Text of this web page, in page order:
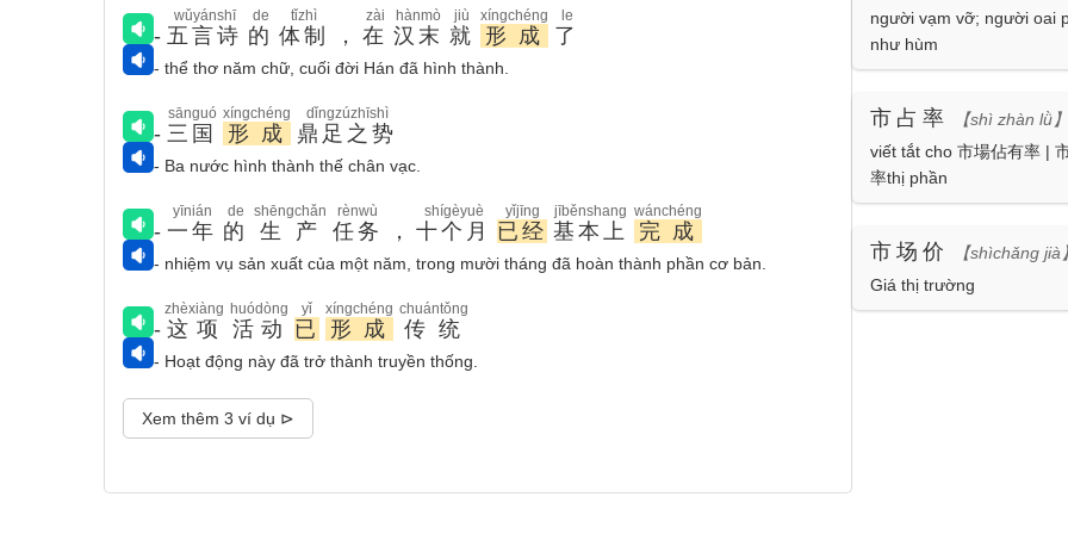
- 五言诗
wǔyánshī
的
de
体制
tǐzhì
， 在
zài
汉末
hànmò
就
jiù
形成
xíngchéng
了
le
- thể thơ năm chữ, cuối đời Hán đã hình thành.
- 三国
sānguó
形成
xíngchéng
鼎足之势
dǐngzúzhīshì
- Ba nước hình thành thế chân vạc.
- 一年
yīnián
的
de
生产
shēngchǎn
任务
rènwù
， 十个月
shígèyuè
已经
yǐjīng
基本上
jīběnshang
完成
wánchéng
- nhiệm vụ sản xuất của một năm, trong mười tháng đã hoàn thành phần cơ bản.
- 这项
zhèxiàng
活动
huódòng
已
yǐ
形成
xíngchéng
传统
chuántǒng
- Hoạt động này đã trở thành truyền thống.
Xem thêm 3 ví dụ ⊳
người vạm vỡ; người oai
như hùm
市占率
【shì zhàn lǜ】
viết tắt cho 市場佔有率 |
率thị phần
市场价
【shìchǎng jià
Giá thị trường